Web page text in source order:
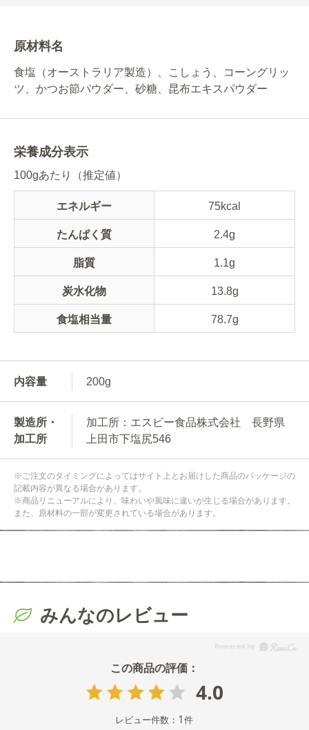
原材料名
食塩（オーストラリア製造）、こしょう、コーングリッ
ツ、かつお節パウダー、砂糖、昆布エキスパウダー
栄養成分表示
100gあたり（推定値）
エネルギー 75kcal
たんぱく質 2.4g
脂質 1.1g
炭水化物 13.8g
食塩相当量 78.7g
内容量 200g
製造所・
加工所
加工所：エスビー食品株式会社 長野県
上田市下塩尻546
※ご注文のタイミングによってはサイト上とお届けした商品のパッケージの
記載内容が異なる場合があります。
※商品リニューアルにより、味わいや風味に違いが生じる場合があります。
また、原材料の一部が変更されている場合があります。
みんなのレビュー
4.0
レビュー件数： 1件